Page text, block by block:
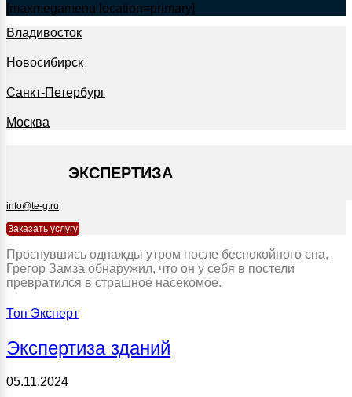
[maxmegamenu location=primary]
Владивосток
Новосибирск
Санкт-Петербург
Москва
ЭКСПЕРТИЗА
info@te-g.ru
Заказать услугу
Проснувшись однажды утром после беспокойного сна,
Грегор Замза обнаружил, что он у себя в постели
превратился в страшное насекомое.
Топ Эксперт
Экспертиза зданий
05.11.2024